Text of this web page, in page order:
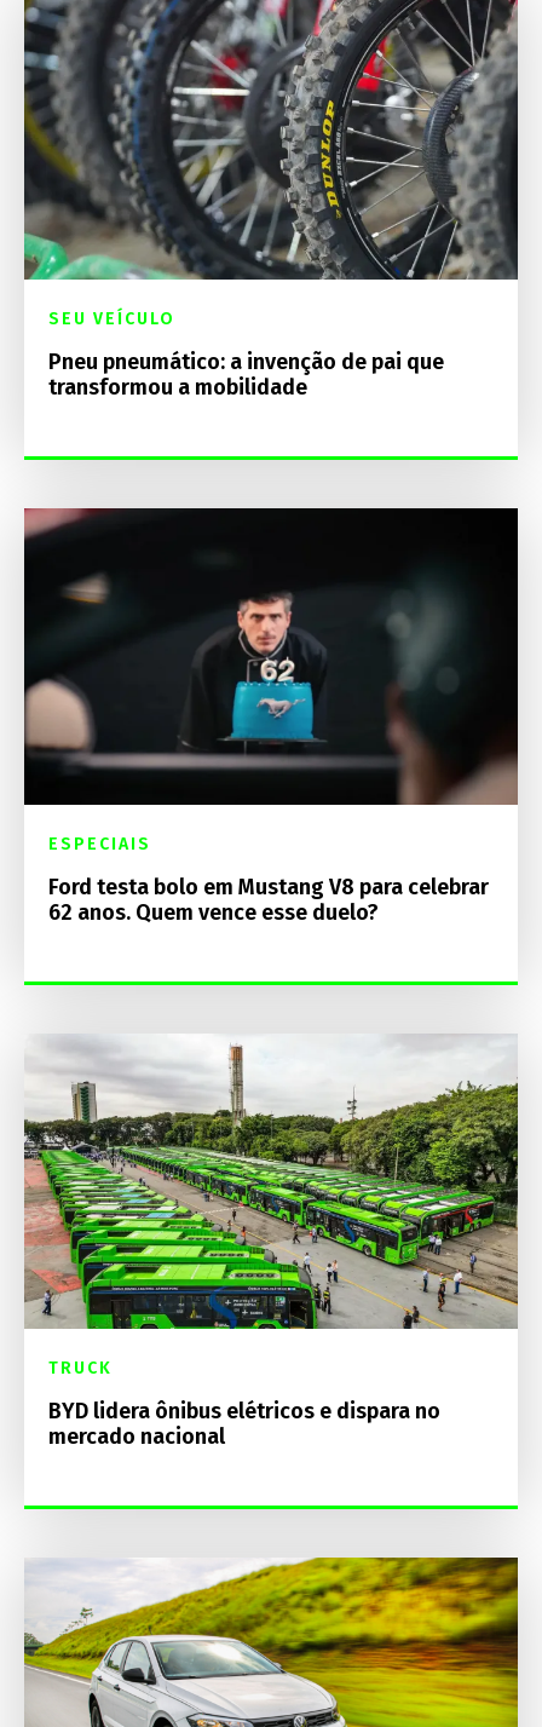
SEU VEÍCULO
Pneu pneumático: a invenção de pai que
transformou a mobilidade
ESPECIAIS
Ford testa bolo em Mustang V8 para celebrar
62 anos. Quem vence esse duelo?
TRUCK
BYD lidera ônibus elétricos e dispara no
mercado nacional